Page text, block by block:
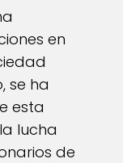
en
se ha
esta
lucha
de